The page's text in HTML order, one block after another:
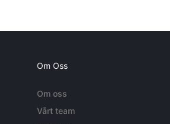
Om Oss
Om oss
Vårt team